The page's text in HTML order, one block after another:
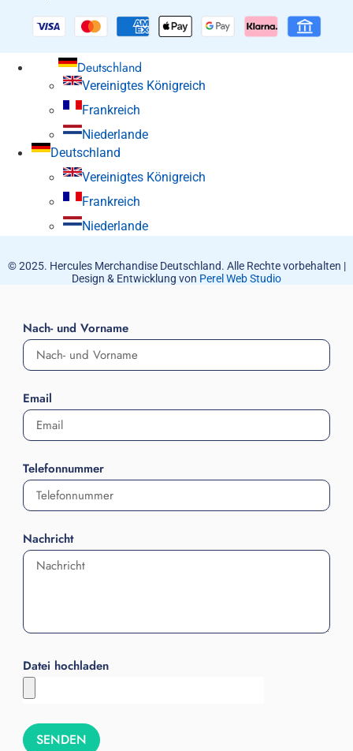
Deutschland
Vereinigtes Königreich
Frankreich
Niederlande
Deutschland
Vereinigtes Königreich
Frankreich
Niederlande
© 2025. Hercules Merchandise Deutschland. Alle Rechte vorbehalten |
Design & Entwicklung von Perel Web Studio
Nach- und Vorname
Email
Telefonnummer
Nachricht
Datei hochladen
SENDEN